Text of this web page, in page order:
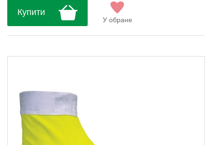
застібку.На задню частину башмаків
наносимо світловідбиваючі елементи для
підвищення видимості.Застібка-блискавка
повністю водонепроникн...
Купити
У обране